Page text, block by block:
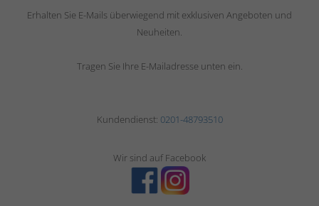
Erhalten Sie E-Mails überwiegend mit exklusiven Angeboten und
Neuheiten.
Tragen Sie Ihre E-Mailadresse unten ein.
Kundendienst: 0201-48793510
Wir sind auf Facebook